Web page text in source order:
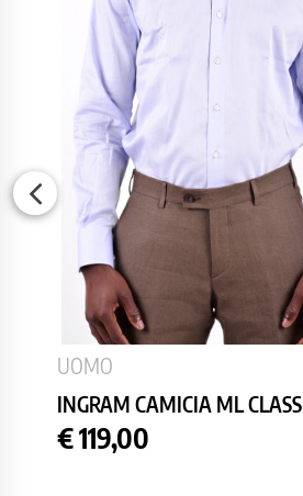
UOMO
INGRAM CAMICIA ML
Prezzo
€ 119,00